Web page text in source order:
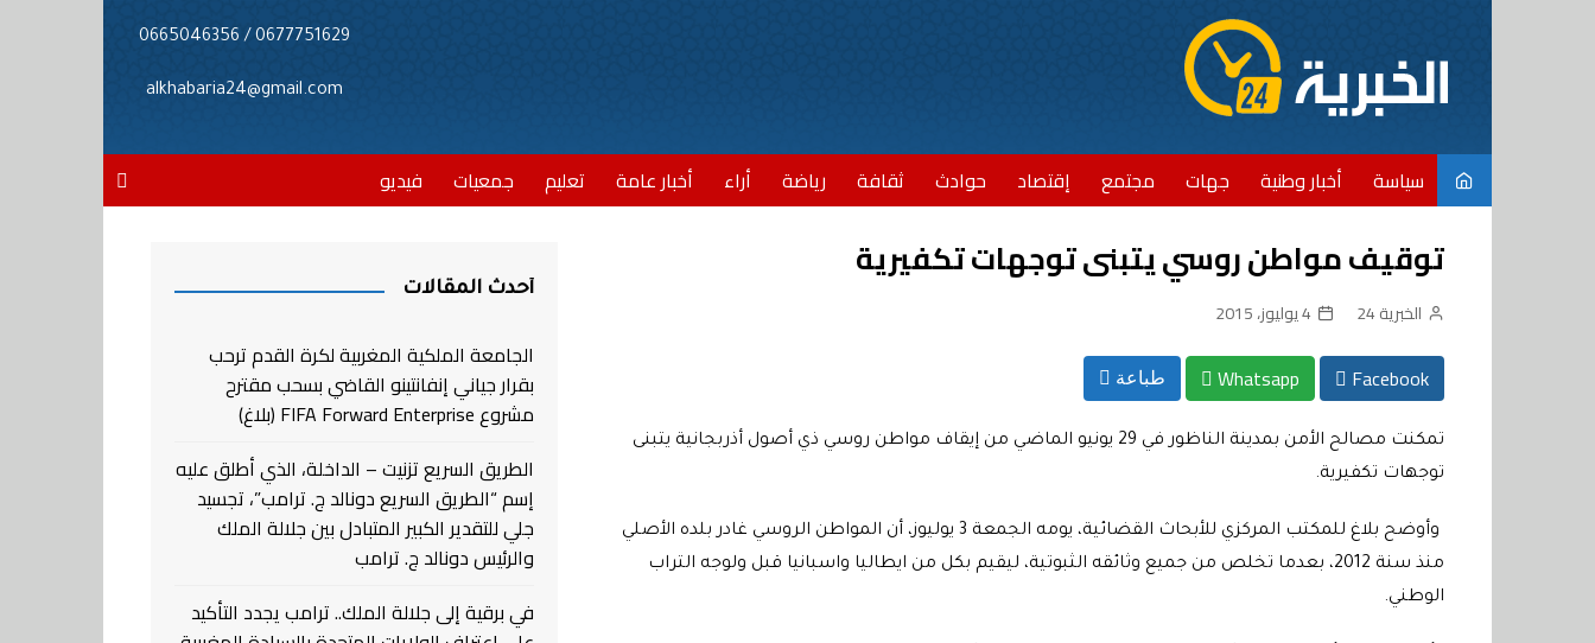
0677751629 / 0665046356
alkhabaria24@gmail.com
سياسة أخبار وطنية جهات مجتمع إقتصاد حوادث ثقافة رياضة أراء أخبار عامة تعليم جمعيات فيديو
توقيف مواطن روسي يتبنى توجهات تكفيرية
الخبرية 24 4 يوليوز، 2015
Facebook
Whatsapp طباعة
تمكنت مصالح الأمن بمدينة الناظور في 29 يونيو الماضي من إيقاف مواطن روسي ذي أصول أذربجانية يتبنى
توجهات تكفيرية.
وأوضح بلاغ للمكتب المركزي للأبحاث القضائية، يومه الجمعة 3 يوليوز، أن المواطن الروسي غادر بلده الأصلي
منذ سنة 2012، بعدما تخلص من جميع وثائقه الثبوتية، ليقيم بكل من ايطاليا واسبانيا قبل ولوجه التراب
الوطني.
أحدث المقالات
الجامعة الملكية المغربية لكرة القدم ترحب
بقرار جياني إنفانتينو القاضي بسحب مقترح
مشروع FIFA Forward Enterprise (بلاغ)
الطريق السريع تزنيت – الداخلة، الذي أطلق عليه
إسم “الطريق السريع دونالد ج. ترامب”، تجسيد
جلي للتقدير الكبير المتبادل بين جلالة الملك
والرئيس دونالد ج. ترامب
في برقية إلى جلالة الملك.. ترامب يجدد التأكيد